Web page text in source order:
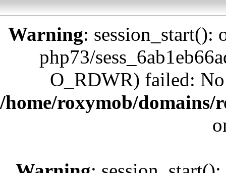
Warning: session_start():
php73/
O_RDWR) failed:
/home/roxymob/